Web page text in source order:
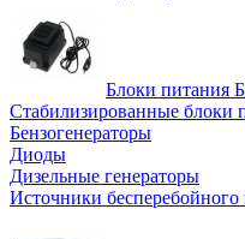
Блоки питания
Стабилизированные блоки
Бензогенераторы
Диоды
Дизельные генераторы
Источники бесперебойного